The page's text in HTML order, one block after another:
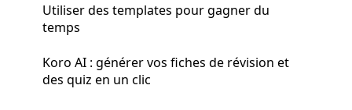
Utiliser des templates pour gagner du
temps
Koro AI : générer vos fiches de révision et
des quiz en un clic